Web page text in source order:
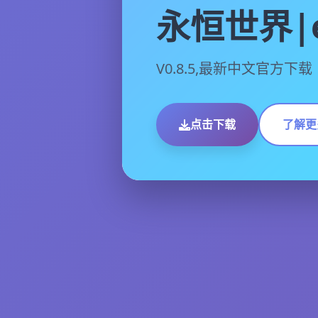
永恒世
V0.8.5,最新中文官方下载
点击下载 了解